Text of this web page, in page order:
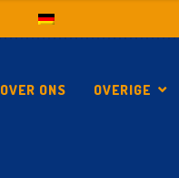
OVER ONS OVERIGE